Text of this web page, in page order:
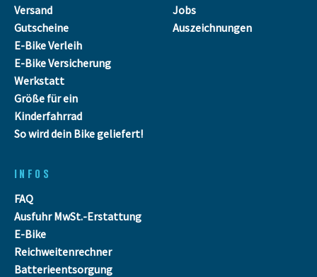
Versand
Gutscheine
E-Bike Verleih
E-Bike Versicherung
Werkstatt
Größe für ein
Kinderfahrrad
So wird dein Bike geliefert!
Jobs
Auszeichnungen
INFOS
FAQ
Ausfuhr MwSt.-Erstattung
E-Bike
Reichweitenrechner
Batterieentsorgung